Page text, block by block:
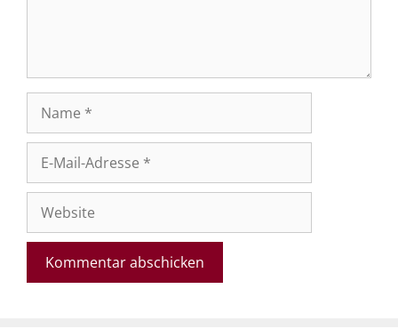
Mail-
Adresse
Website